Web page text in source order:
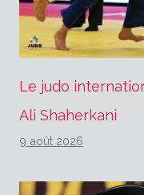
Le judo
Ali Shaherkani
9 août 2026